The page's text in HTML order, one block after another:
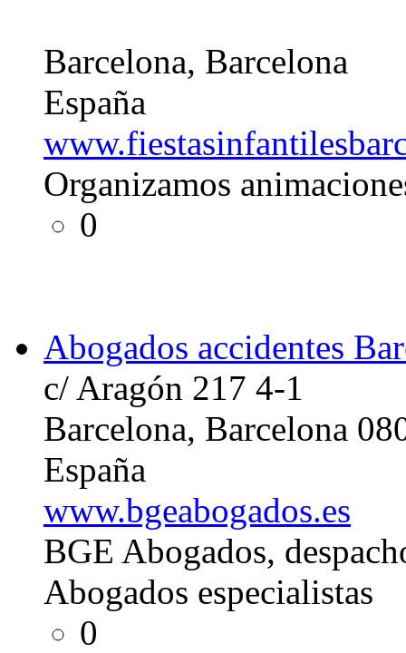
Barcelona, Barcelona
España
Organizamos
0
Abogados accidentes
c/ Aragón 217 4-1
Barcelona, Barcelona
España
www.bgeabogados.es
BGE Abogados,
Abogados especialistas
0